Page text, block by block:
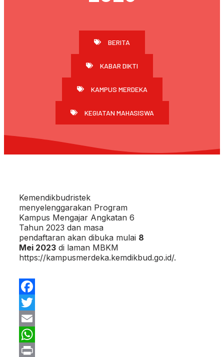
BERITA
KABAR DIKTI
KAMPUS MERDEKA
KEGIATAN MAHASISWA
Kemendikbudristek
menyelenggarakan Program
Kampus Mengajar Angkatan 6
Tahun 2023 dan masa
pendaftaran akan dibuka mulai 8
Mei 2023 di laman MBKM
https://kampusmerdeka.kemdikbud.go.id/.
Facebook
Twitter
Email
WhatsApp